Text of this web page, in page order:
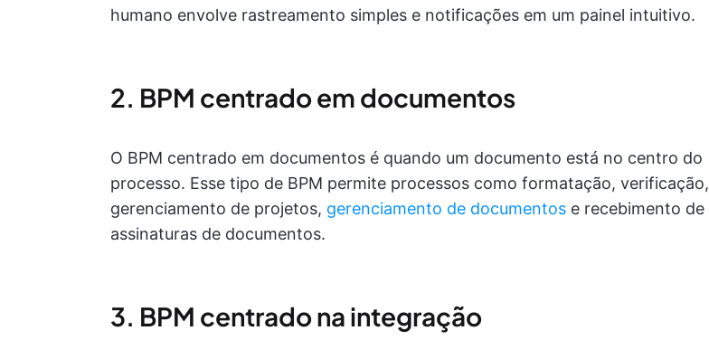
humano envolve rastreamento simples e notificações em um painel intuitivo.
2. BPM centrado em documentos
O BPM centrado em documentos é quando um documento está no centro do
processo. Esse tipo de BPM permite processos como formatação, verificação,
gerenciamento de projetos, gerenciamento de documentos e recebimento de
assinaturas de documentos.
3. BPM centrado na integração